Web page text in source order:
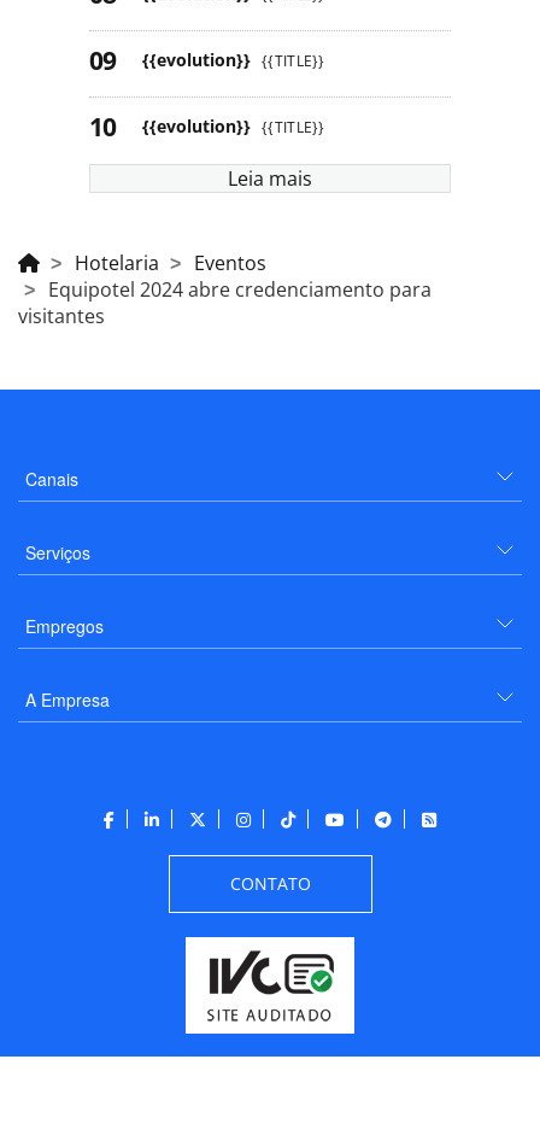
{{evolution}} {{TITLE}}
{{evolution}} {{TITLE}}
Leia mais
Hotelaria
Eventos
Equipotel 2024 abre credenciamento para
visitantes
Canais
Serviços
Empregos
A Empresa
CONTATO